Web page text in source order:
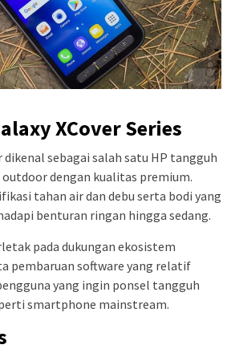
XCover Series
dikenal sebagai salah satu HP tangguh
dengan kualitas premium.
tahan air dan debu serta bodi yang
benturan ringan hingga sedang.
pada dukungan ekosistem
pembaruan software yang relatif
yang ingin ponsel tangguh
smartphone mainstream.